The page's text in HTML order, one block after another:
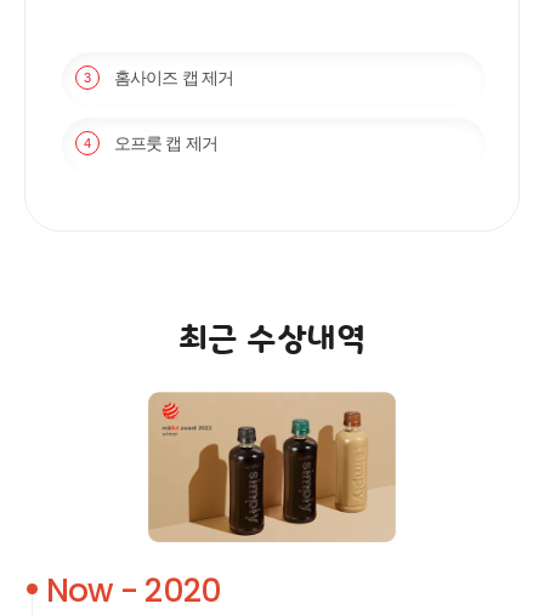
3 홈사이즈 캡 제거
4 오프룻 캡 제거
최근 수상내역
Now - 2020